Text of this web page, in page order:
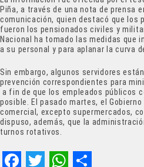
Piña, a través de una nota de prensa
comunicación, quien destacó que los
fueron los pensionados civiles y
Nacional ha tomado las medidas que
a su personal y para aplanar la curva
Sin embargo, algunos servidores
prevención correspondientes para
a fin de que los empleados públicos
posible. El pasado martes, el
comercial, excepto supermercados,
dispuso, además, que la
turnos rotativos.